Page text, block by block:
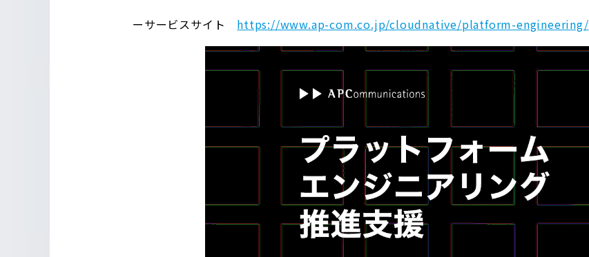
ーサービスサイト https://www.ap-com.co.jp/cloudnative/platform-engineering/